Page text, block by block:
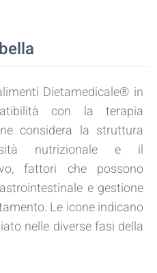
Dietamedicale® in
con la terapia
considera la struttura
nutrizionale e il
fattori che possono
e gestione
Le icone indicano
nelle diverse fasi della